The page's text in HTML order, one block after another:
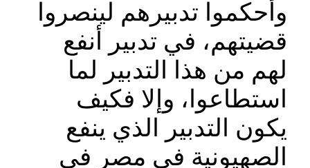
وأحكموا تدبيرهم لينصروا
قضيتهم، في تدبير أنفع
لهم من هذا التدبير لما
استطاعوا، وإلا فكيف
يكون التدبير الذي ينفع
الصهيونية في مصر في